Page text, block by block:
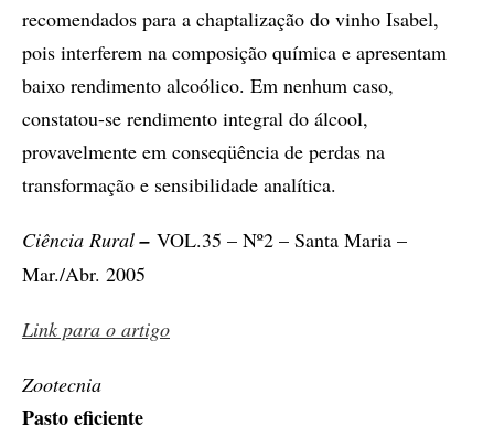
recomendados para a chaptalização do vinho Isabel,
pois interferem na composição química e apresentam
baixo rendimento alcoólico. Em nenhum caso,
constatou-se rendimento integral do álcool,
provavelmente em conseqüência de perdas na
transformação e sensibilidade analítica.
Ciência Rural– VOL.35 – Nº2 – Santa Maria –
Mar./Abr. 2005
Link para o artigo
Zootecnia
Pasto eficiente